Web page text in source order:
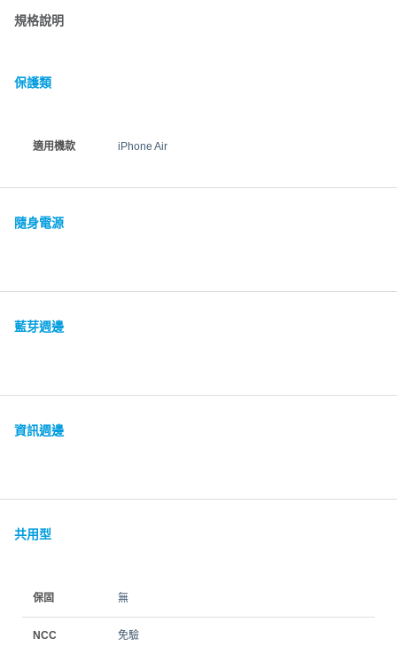
規格說明
保護類
適用機款 iPhone Air
隨身電源
藍芽週邊
資訊週邊
共用型
保固 無
NCC 免驗